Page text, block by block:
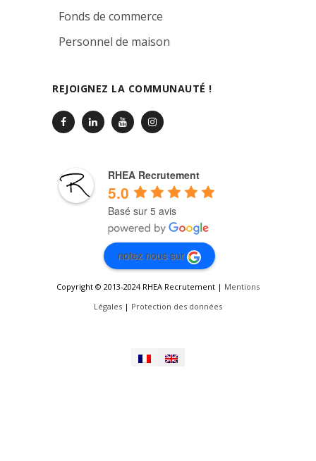
Fonds de commerce
Personnel de maison
REJOIGNEZ LA COMMUNAUTÉ !
RHEA Recrutement
5.0
Basé sur 5 avis
notez nous sur
Copyright © 2013-2024 RHEA Recrutement | Mentions
Légales | Protection des données